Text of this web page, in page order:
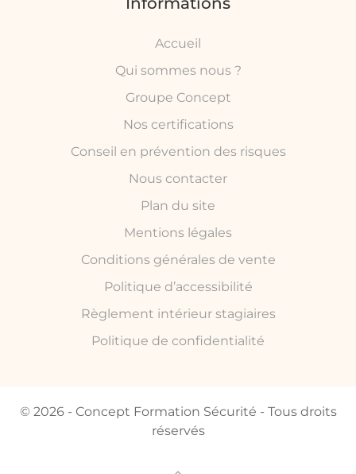
Accueil
Qui sommes nous ?
Groupe Concept
Nos certifications
Conseil en prévention des risques
Nous contacter
Plan du site
Mentions légales
Conditions générales de vente
Politique d’accessibilité
Règlement intérieur stagiaires
Politique de confidentialité
© 2026 - Concept Formation Sécurité - Tous droits
réservés